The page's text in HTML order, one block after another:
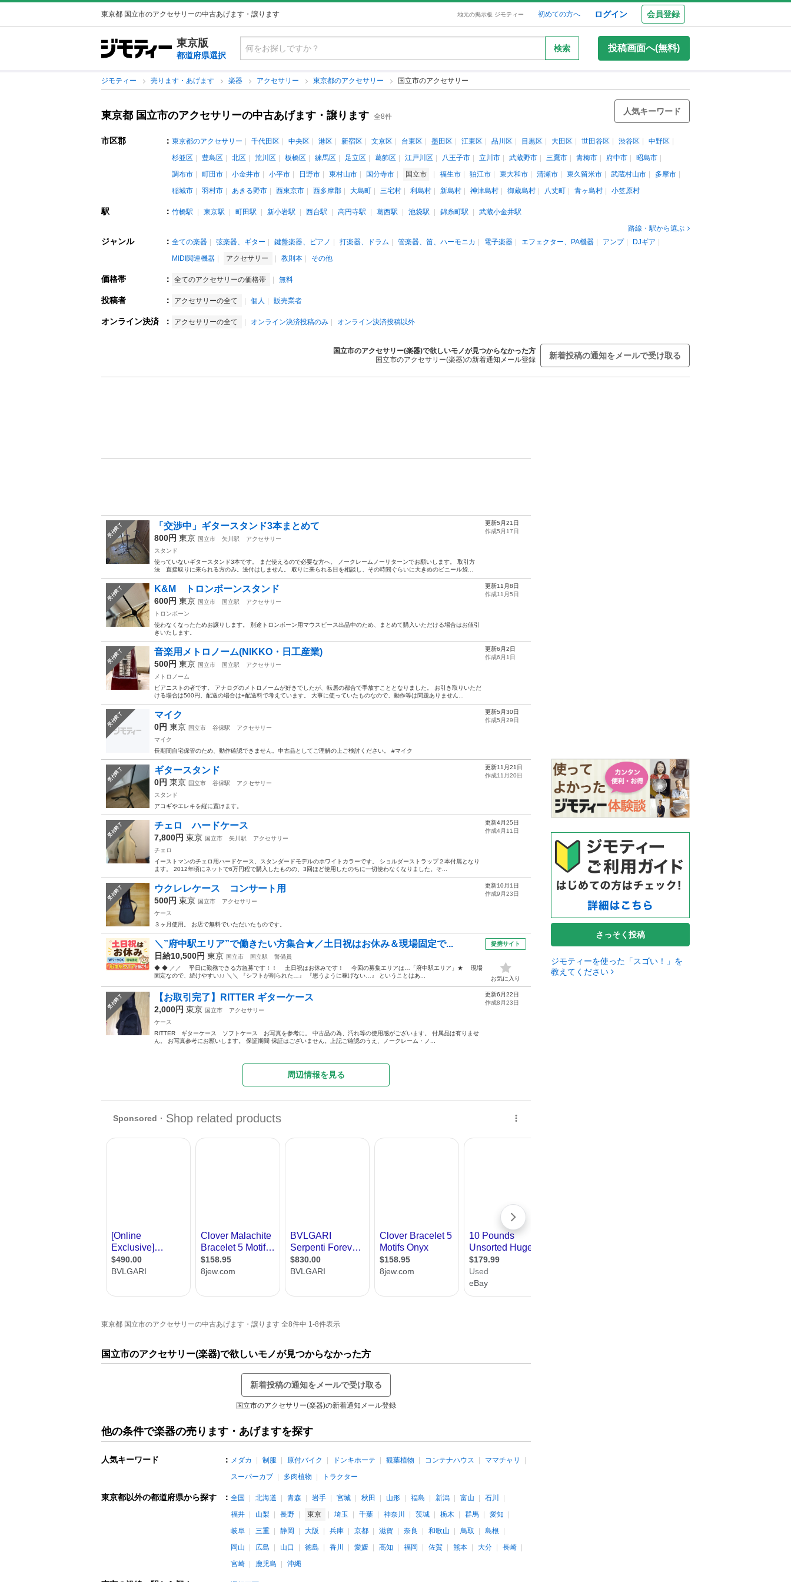
東京都 国立市のアクセサリーの中古あげます・譲ります 地元の掲示板 ジモティー 初めての方へ ログイン 会員登録
東京版
都道府県選択
検索 投稿画面へ(無料)
ジモティー 売ります・あげます 楽器 アクセサリー 東京都のアクセサリー 国立市のアクセサリー
東京都 国立市のアクセサリーの中古あげます・譲ります 全8件
人気キーワード
市区郡 ： 東京都のアクセサリー 千代田区 中央区 港区 新宿区 文京区 台東区 墨田区 江東区 品川区 目黒区 大田区 世田谷区 渋谷区
中野区
杉並区
豊島区 北区 荒川区 板橋区 練馬区 足立区 葛飾区 江戸川区 八王子市 立川市 武蔵野市 三鷹市 青梅市 府中市
昭島市
調布市
町田市 小金井市 小平市 日野市 東村山市 国分寺市 国立市 福生市 狛江市 東大和市 清瀬市 東久留米市 武蔵村山市
多摩市
稲城市
羽村市 あきる野市 西東京市 西多摩郡 大島町 三宅村 利島村 新島村 神津島村 御蔵島村 八丈町 青ヶ島村 小笠原村
駅 ： 竹橋駅 東京駅 町田駅 新小岩駅 西台駅 高円寺駅 葛西駅 池袋駅 錦糸町駅
武蔵小金井駅
路線・駅から選ぶ
ジャンル ： 全ての楽器 弦楽器、ギター 鍵盤楽器、ピアノ 打楽器、ドラム 管楽器、笛、ハーモニカ 電子楽器 エフェクター、PA機器 アンプ
DJギア
MIDI関連機器
アクセサリー 教則本 その他
価格帯 ： 全てのアクセサリーの価格帯 無料
投稿者 ： アクセサリーの全て 個人 販売業者
オンライン決済 ： アクセサリーの全て オンライン決済投稿のみ オンライン決済投稿以外
国立市のアクセサリー(楽器)で欲しいモノが見つからなかった方
国立市のアクセサリー(楽器)の新着通知メール登録
新着投稿の通知をメールで受け取る
受付終了 「交渉中」ギタースタンド3本まとめて
800円 東京 国立市 矢川駅
アクセサリー
スタンド
使っていないギタースタンド3本です。 まだ使えるので必要な方へ。 ノークレームノーリターンでお願いします。 取引方
法 直接取りに来られる方のみ。送付はしません。 取りに来られる日を相談し、その時間ぐらいに大きめのビニール袋...
更新5月21日
作成5月17日
受付終了 K&M トロンボーンスタンド
600円 東京 国立市 国立駅
アクセサリー
トロンボーン
使わなくなったためお譲りします。 別途トロンボーン用マウスピース出品中のため、まとめて購入いただける場合はお値引
きいたします。
更新11月8日
作成11月5日
受付終了 音楽用メトロノーム(NIKKO・日工産業)
500円 東京 国立市 国立駅
アクセサリー
メトロノーム
ピアニストの者です。 アナログのメトロノームが好きでしたが、転居の都合で手放すこととなりました。 お引き取りいただ
ける場合は500円、配送の場合は+配送料で考えています。 大事に使っていたものなので、動作等は問題ありません...
更新6月2日
作成6月1日
受付終了 マイク
0円 東京 国立市 谷保駅
アクセサリー
マイク
長期間自宅保管のため、動作確認できません。中古品としてご理解の上ご検討ください。 #マイク
更新5月30日
作成5月29日
受付終了 ギタースタンド
0円 東京 国立市 谷保駅
アクセサリー
スタンド
アコギやエレキを縦に置けます。
更新11月21日
作成11月20日
受付終了 チェロ ハードケース
7,800円 東京 国立市 矢川駅
アクセサリー
チェロ
イーストマンのチェロ用ハードケース、スタンダードモデルのホワイトカラーです。 ショルダーストラップ２本付属となり
ます。 2012年頃にネットで6万円程で購入したものの、3回ほど使用したのちに一切使わなくなりました。そ...
更新4月25日
作成4月11日
受付終了 ウクレレケース コンサート用
500円 東京 国立市
アクセサリー
ケース
３ヶ月使用。 お店で無料でいただいたものです。
更新10月1日
作成9月23日
＼”府中駅エリア”で働きたい方集合★／土日祝はお休み＆現場固定で...
日給10,500円 東京 国立市 国立駅
警備員
◆ ◆ ／／ 平日に勤務できる方急募です！！ 土日祝はお休みです！ 今回の募集エリアは…「府中駅エリア」★ 現場
固定なので、続けやすい♪♪ ＼＼ 『シフトが削られた…』 『思うように稼げない…』 ということはあ...
提携サイト
お気に入り
受付終了 【お取引完了】RITTER ギターケース
2,000円 東京 国立市
アクセサリー
ケース
RITTER ギターケース ソフトケース お写真を参考に。 中古品の為、汚れ等の使用感がございます。 付属品は有りませ
ん。 お写真参考にお願いします。 保証期間 保証はございません。上記ご確認のうえ、ノークレーム・ノ...
更新6月22日
作成8月23日
周辺情報を見る
東京都 国立市のアクセサリーの中古あげます・譲ります 全8件中 1-8件表示
国立市のアクセサリー(楽器)で欲しいモノが見つからなかった方
新着投稿の通知をメールで受け取る
国立市のアクセサリー(楽器)の新着通知メール登録
他の条件で楽器の売ります・あげますを探す
人気キーワード ： メダカ 制服 原付バイク ドンキホーテ 観葉植物 コンテナハウス
ママチャリ
スーパーカブ
多肉植物 トラクター
東京都以外の都道府県から探す ： 全国 北海道 青森 岩手 宮城 秋田 山形 福島 新潟 富山
石川
福井
山梨 長野 東京 埼玉 千葉 神奈川 茨城 栃木 群馬
愛知
岐阜
三重 静岡 大阪 兵庫 京都 滋賀 奈良 和歌山 鳥取
島根
岡山
広島 山口 徳島 香川 愛媛 高知 福岡 佐賀 熊本 大分
長崎
宮崎
鹿児島 沖縄
さっそく投稿
ジモティーを使った「スゴい！」を
教えてください